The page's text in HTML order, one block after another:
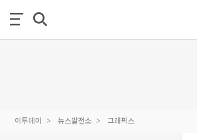
이투데이 뉴스발전소 그래픽스